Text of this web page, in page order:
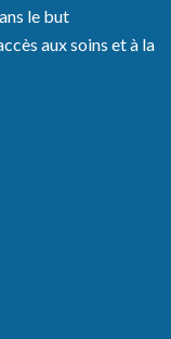
le but
aux soins et à la